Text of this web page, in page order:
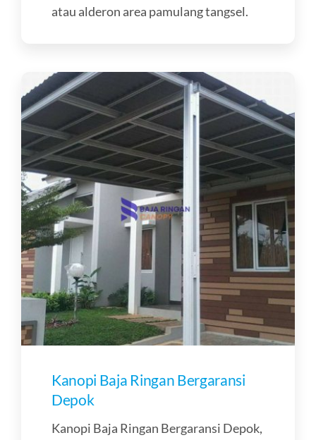
atau alderon area pamulang tangsel.
Kanopi Baja Ringan Bergaransi
Depok
Kanopi Baja Ringan Bergaransi Depok,